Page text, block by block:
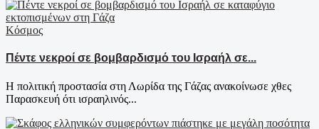
Κόσμος
Πέντε νεκροί σε βομβαρδισμό του Ισραήλ σε...
Η πολιτική προστασία στη Λωρίδα της Γάζας ανακοίνωσε χθες
Παρασκευή ότι ισραηλινός...